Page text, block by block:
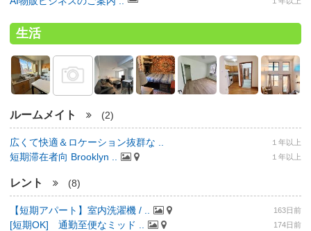
生活
ルームメイト (2)
広くて快適＆ロケーション抜群な .. １年以上
短期滞在者向 Brooklyn .. １年以上
レント (8)
【短期アパート】室内洗濯機 / .. 163日前
[短期OK] 通勤至便なミッド .. 174日前